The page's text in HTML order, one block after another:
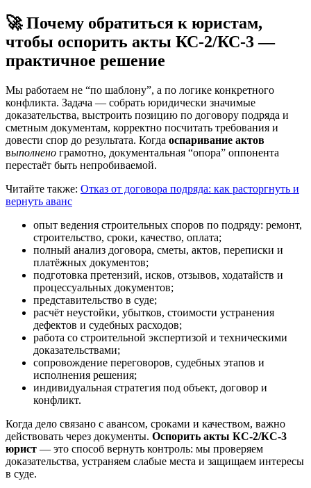
🚀 Почему обратиться к юристам,
чтобы оспорить акты КС-2/КС-3 —
практичное решение
Мы работаем не “по шаблону”, а по логике конкретного
конфликта. Задача — собрать юридически значимые
доказательства, выстроить позицию по договору подряда и
сметным документам, корректно посчитать требования и
довести спор до результата. Когда оспаривание актов
выполнено грамотно, документальная “опора” оппонента
перестаёт быть непробиваемой.
Читайте также: Отказ от договора подряда: как расторгнуть и
вернуть аванс
опыт ведения строительных споров по подряду: ремонт,
строительство, сроки, качество, оплата;
полный анализ договора, сметы, актов, переписки и
платёжных документов;
подготовка претензий, исков, отзывов, ходатайств и
процессуальных документов;
представительство в суде;
расчёт неустойки, убытков, стоимости устранения
дефектов и судебных расходов;
работа со строительной экспертизой и техническими
доказательствами;
сопровождение переговоров, судебных этапов и
исполнения решения;
индивидуальная стратегия под объект, договор и
конфликт.
Когда дело связано с авансом, сроками и качеством, важно
действовать через документы. Оспорить акты КС-2/КС-3
юрист — это способ вернуть контроль: мы проверяем
доказательства, устраняем слабые места и защищаем интересы
в суде.